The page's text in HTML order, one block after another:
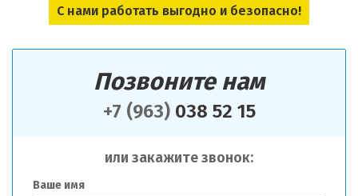
Позвоните нам
+7 (963)038 52 15
или закажите звонок:
Ваше имя
С нами работать выгодно и безопасно!